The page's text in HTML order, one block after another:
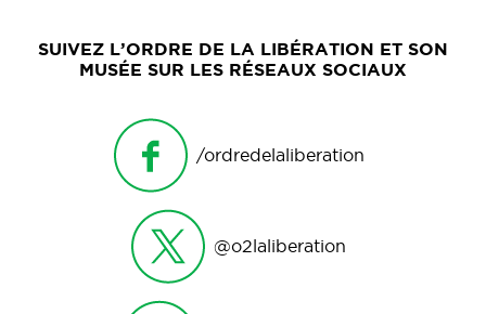
SUIVEZ L’ORDRE DE LA LIBÉRATION ET SON
MUSÉE SUR LES RÉSEAUX SOCIAUX
/ordredelaliberation
@o2laliberation